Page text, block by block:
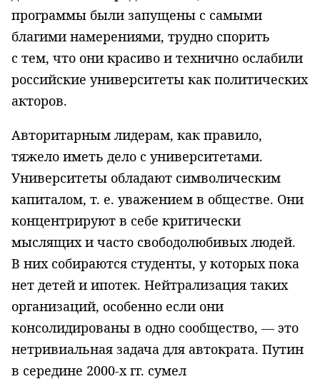
программы были запущены с самыми
благими намерениями, трудно спорить
с тем, что они красиво и технично ослабили
российские университеты как политических
акторов.
Авторитарным лидерам, как правило,
тяжело иметь дело с университетами.
Университеты обладают символическим
капиталом, т. е. уважением в обществе. Они
концентрируют в себе критически
мыслящих и часто свободолюбивых людей.
В них собираются студенты, у которых пока
нет детей и ипотек. Нейтрализация таких
организаций, особенно если они
консолидированы в одно сообщество, — это
нетривиальная задача для автократа. Путин
в середине 2000-х гг. сумел